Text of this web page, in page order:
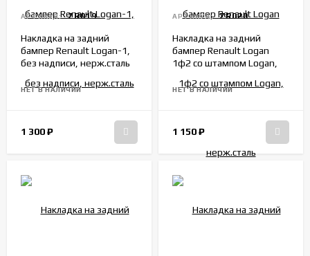
АРТИКУЛ: ZR019
Накладка на задний
бампер Renault Logan-1,
без надписи, нерж.сталь
НЕТ В НАЛИЧИИ
1 300₽
АРТИКУЛ: ZR020
Накладка на задний
бампер Renault Logan
1ф2 со штампом Logan,
НЕТ В НАЛИЧИИ
1 150₽